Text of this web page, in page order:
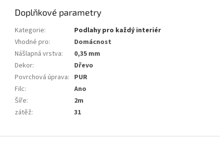
Doplňkové parametry
Kategorie:
Podlahy pro každý interiér
Vhodné pro:
Domácnost
Nášlapná vrstva:
0,35 mm
Dekor:
Dřevo
Povrchová úprava: PUR
Filc:
Ano
Šíře:
2m
zátěž: 31